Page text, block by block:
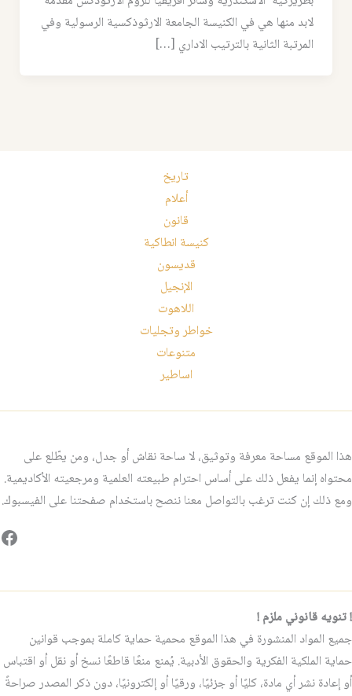
لابد منها هي في الكنيسة الجامعة الارثوذكسية الرسولية وفي
المرتبة الثانية بالترتيب الاداري […]
تاريخ
أعلام
قانون
كنيسة انطاكية
قديسون
الإنجيل
اللاهوت
خواطر وتجليات
متنوعات
اساطير
هذا الموقع مساحة معرفة وتوثيق، لا ساحة نقاش أو جدل، ومن يطّلع على
محتواه إنما يفعل ذلك على أساس احترام طبيعته العلمية ومرجعيته الأكاديمية.
ومع ذلك إن كنت ترغب بالتواصل معنا ننصح باستخدام صفحتنا على الفيسبوك.
! تنويه قانوني ملزم !
جميع المواد المنشورة في هذا الموقع محمية حماية كاملة بموجب قوانين
حماية الملكية الفكرية والحقوق الأدبية. يُمنع منعًا قاطعًا نسخ أو نقل أو اقتباس
أو إعادة نشر أي مادة، كليًا أو جزئيًا، ورقيًا أو إلكترونيًا، دون ذكر المصدر صراحةً